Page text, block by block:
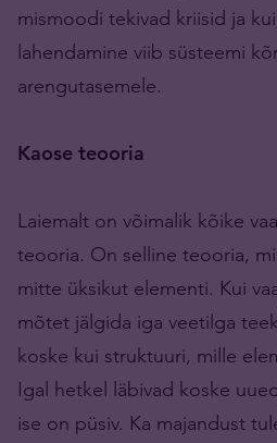
mismoodi tekivad kriisid ja
lahendamine viib süsteemi
arengutasemele.
Kaose teooria
Laiemalt on võimalik kõike
teooria. On selline teooria,
mitte üksikut elementi. Kui
mõtet jälgida iga veetilga
koske kui struktuuri, mille
Igal hetkel läbivad koske
ise on püsiv. Ka majandust